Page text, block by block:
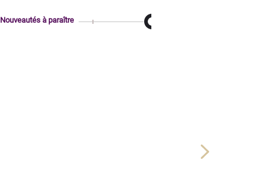
Nouveautés à paraître
Next